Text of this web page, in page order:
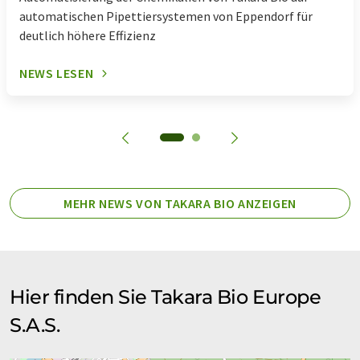
Polymerasemischungen
Protein-Expressionssysteme
Taq-Polymerasen
Virenexpressionskits
Yeast One-Hybrid-Systeme
Zellkulturreagenzien
automatischen Pipettiersystemen von Eppendorf für
deutlich höhere Effizienz
NEWS LESEN
MEHR NEWS VON TAKARA BIO ANZEIGEN
Hier finden Sie Takara Bio Europe
S.A.S.